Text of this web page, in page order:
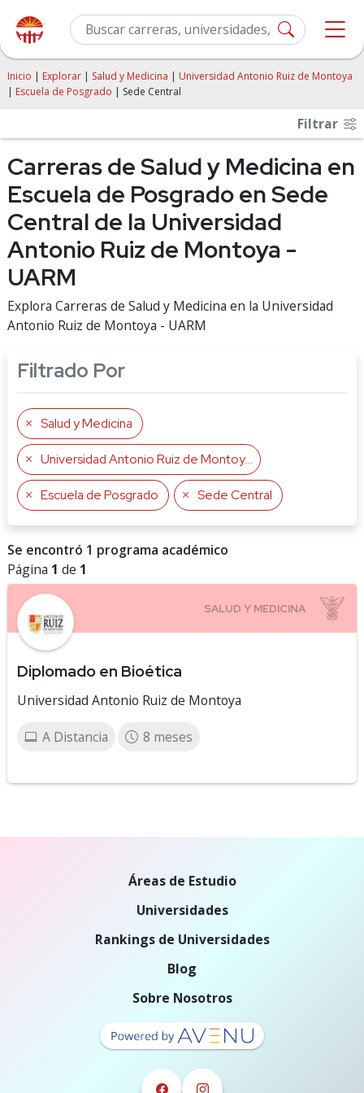
Inicio | Explorar | Salud y Medicina | Universidad Antonio Ruiz de Montoya
| Escuela de Posgrado | Sede Central
Filtrar
Carreras de Salud y Medicina en
Escuela de Posgrado en Sede
Central de la Universidad
Antonio Ruiz de Montoya -
UARM
Explora Carreras de Salud y Medicina en la Universidad
Antonio Ruiz de Montoya - UARM
Filtrado Por
Salud y Medicina
Universidad Antonio Ruiz de Montoya
Escuela de Posgrado Sede Central
Se encontró 1 programa académico
Página 1 de 1
Diplomado en Bioética
Universidad Antonio Ruiz de Montoya
A Distancia 8 meses
Áreas de Estudio
Universidades
Rankings de Universidades
Blog
Sobre Nosotros